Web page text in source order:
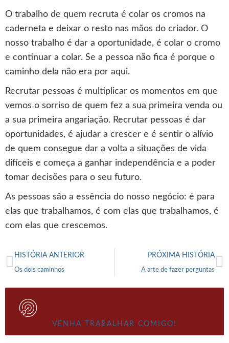
O trabalho de quem recruta é colar os cromos na
caderneta e deixar o resto nas mãos do criador. O
nosso trabalho é dar a oportunidade, é colar o cromo
e continuar a colar. Se a pessoa não fica é porque o
caminho dela não era por aqui.
Recrutar pessoas é multiplicar os momentos em que
vemos o sorriso de quem fez a sua primeira venda ou
a sua primeira angariação. Recrutar pessoas é dar
oportunidades, é ajudar a crescer e é sentir o alívio
de quem consegue dar a volta a situações de vida
difíceis e começa a ganhar independência e a poder
tomar decisões para o seu futuro.
As pessoas são a essência do nosso negócio: é para
elas que trabalhamos, é com elas que trabalhamos, é
com elas que crescemos.
HISTÓRIA ANTERIOR
Os dois caminhos
PRÓXIMA HISTÓRIA
A arte de fazer perguntas
VENHA TRABALHAR COMIGO!